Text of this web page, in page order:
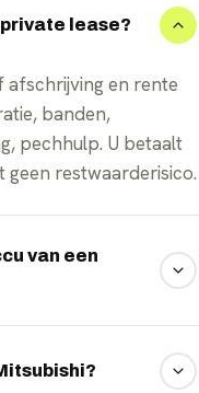
lease?
afschrijving en rente
banden,
pechhulp. U betaalt
geen restwaarderisico.
van een
70%